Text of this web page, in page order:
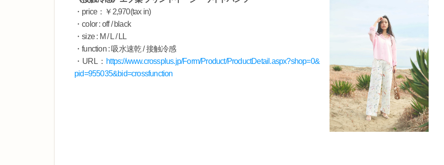
・price：￥2,970(tax in)
・color : off / black
・size : M / L / LL
・function : 吸水速乾 / 接触冷感
・URL： https://www.crossplus.jp/Form/Product/ProductDetail.aspx?shop=0&
pid=955035&bid=crossfunction